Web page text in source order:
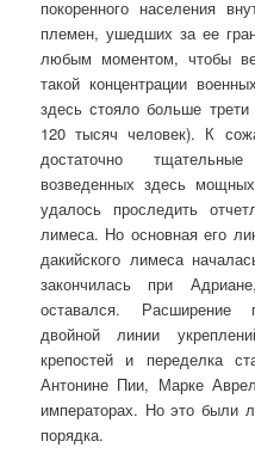
покоренного населения
племен, ушедших за ее
любым моментом, чтобы
такой концентрации
здесь стояло больше
120 тысяч человек). К
достаточно
возведенных здесь
удалось проследить
лимеса. Но основная его
дакийского лимеса
закончилась при
оставался. Расширение
двойной линии
крепостей и переделка
Антонине Пии, Марке
императорах. Но это были
порядка.